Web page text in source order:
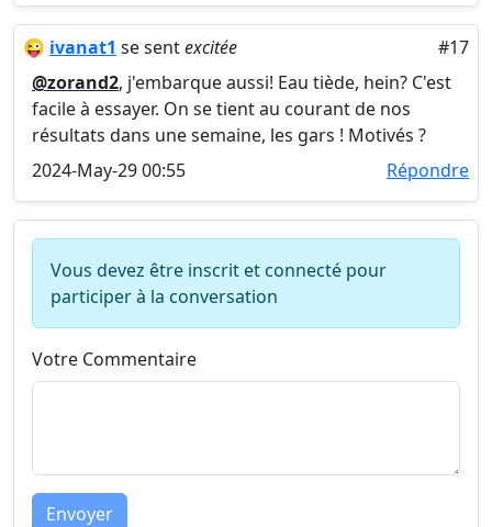
😜 ivanat1 se sentexcitée
#17
@zorand2, j'embarque aussi! Eau tiède, hein? C'est
facile à essayer. On se tient au courant de nos
résultats dans une semaine, les gars ! Motivés ?
2024-May-29 00:55
Répondre
Vous devez être inscrit et connecté pour
participer à la conversation
Votre Commentaire
Envoyer